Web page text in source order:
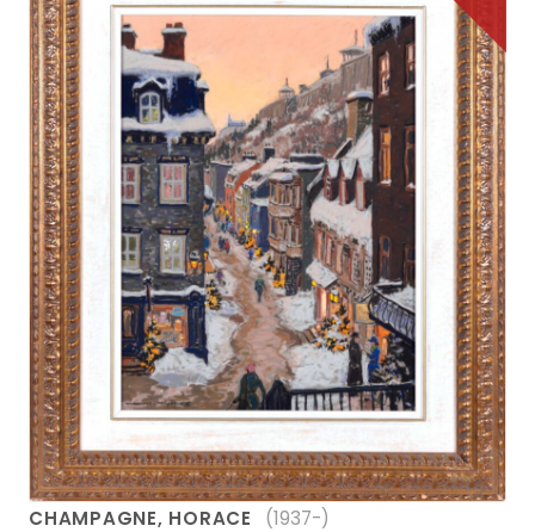
CHAMPAGNE, HORACE (1937-)